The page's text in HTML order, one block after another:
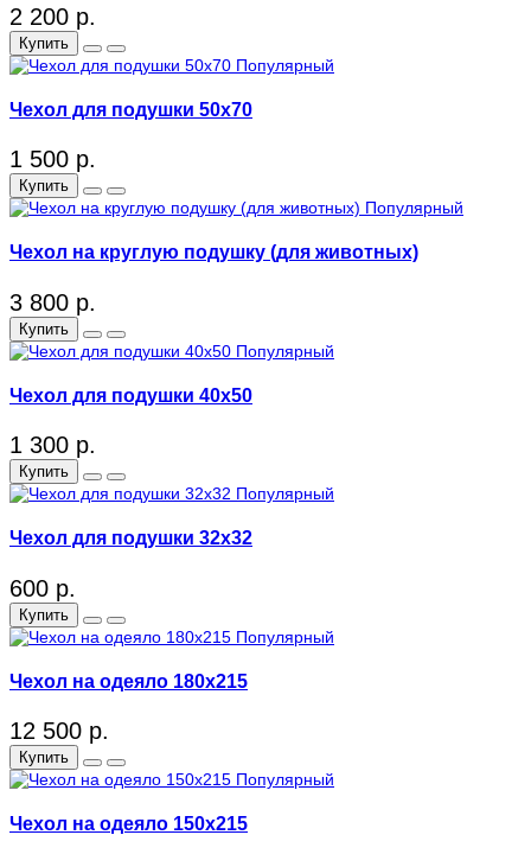
2 200 р.
Купить
Популярный
Чехол для подушки 50x70
1 500 р.
Купить
Популярный
Чехол на круглую подушку (для животных)
3 800 р.
Купить
Популярный
Чехол для подушки 40x50
1 300 р.
Купить
Популярный
Чехол для подушки 32x32
600 р.
Купить
Популярный
Чехол на одеяло 180x215
12 500 р.
Купить
Популярный
Чехол на одеяло 150x215